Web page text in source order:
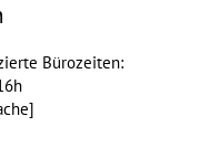
Bürozeiten: